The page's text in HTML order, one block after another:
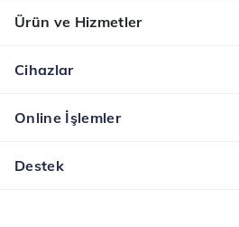
Ürün ve Hizmetler
Cihazlar
Online İşlemler
Destek